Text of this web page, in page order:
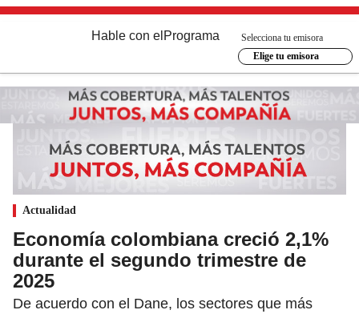
Hable con el Programa
Selecciona tu emisora
Elige tu emisora
Actualidad
Economía colombiana creció 2,1%
durante el segundo trimestre de
2025
De acuerdo con el Dane, los sectores que más